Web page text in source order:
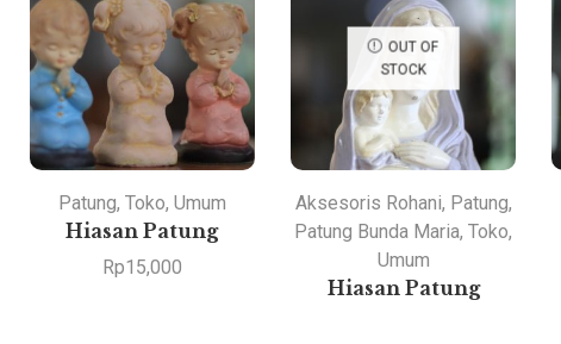
Patung, Toko, Umum
Hiasan Patung
Rp15,000
OUT OF
STOCK
Aksesoris Rohani, Patung,
Patung Bunda Maria,Toko,
Umum
Hiasan Patung